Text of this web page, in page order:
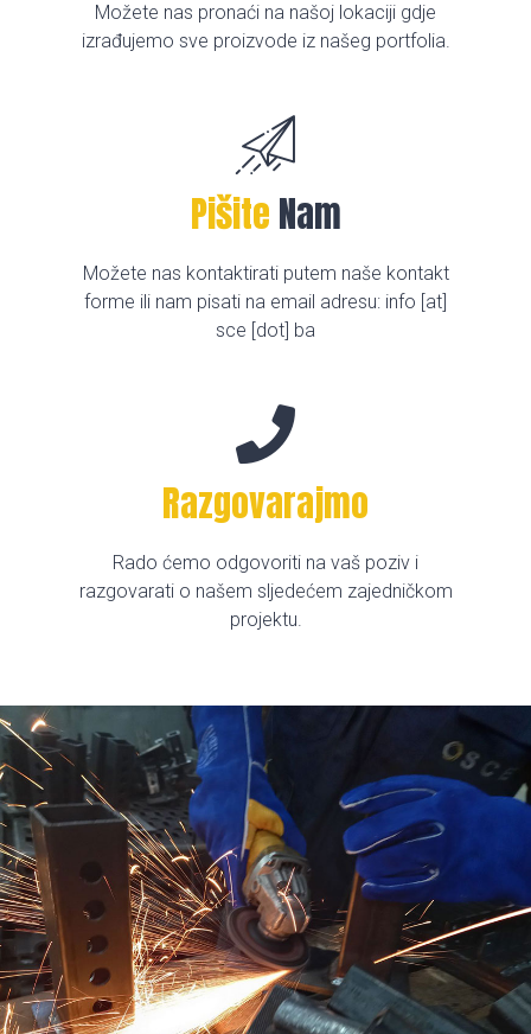
Možete nas pronaći na našoj lokaciji gdje
izrađujemo sve proizvode iz našeg portfolia.
Pišite Nam
Možete nas kontaktirati putem naše kontakt
forme ili nam pisati na email adresu: info [at]
sce [dot] ba
Razgovarajmo
Rado ćemo odgovoriti na vaš poziv i
razgovarati o našem sljedećem zajedničkom
projektu.